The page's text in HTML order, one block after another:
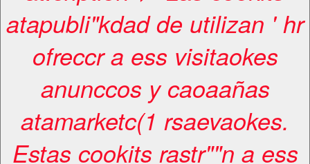
atapubli"kdad de utilizan ' hr
ofreccr a ess visitaokes
anunccos y caoaañas
atamarketc(1 rsaevaokes.
Estas cookits rastr""n a ess